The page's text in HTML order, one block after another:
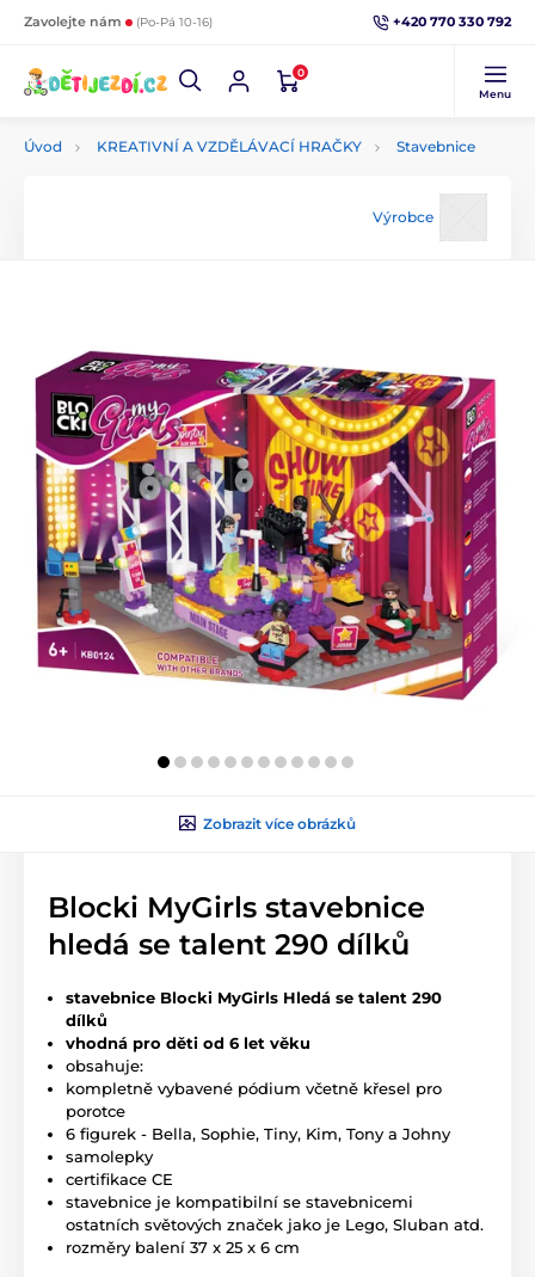
Zavolejte nám (Po-Pá 10-16) +420 770 330 792
0
Menu
Úvod KREATIVNÍ A VZDĚLÁVACÍ HRAČKY Stavebnice
Výrobce
Zobrazit více obrázků
Blocki MyGirls stavebnice
hledá se talent 290 dílků
stavebnice Blocki MyGirls Hledá se talent 290
dílků
vhodná pro děti od 6 let věku
obsahuje:
kompletně vybavené pódium včetně křesel pro
porotce
6 figurek - Bella, Sophie, Tiny, Kim, Tony a Johny
samolepky
certifikace CE
stavebnice je kompatibilní se stavebnicemi
ostatních světových značek jako je Lego, Sluban atd.
rozměry balení 37 x 25 x 6 cm